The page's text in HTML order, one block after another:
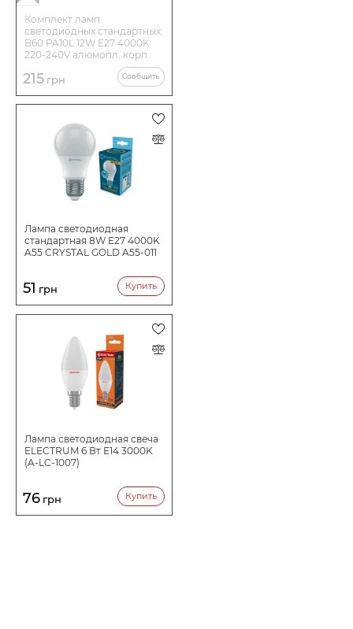
Комплект ламп
светодиодных стандартных
B60 PA10L 12W E27 4000K
220-240V алюмопл. корп.
215 грн Сообщить
Лампа светодиодная
стандартная 8W Е27 4000K
A55 CRYSTAL GOLD A55-011
51 грн Купить
Лампа светодиодная свеча
ELECTRUM 6 Вт E14 3000K
(A-LC-1007)
76 грн Купить